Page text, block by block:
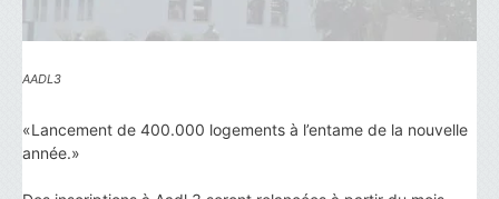
AADL3
«Lancement de 400.000 logements à l’entame de la nouvelle
année.»